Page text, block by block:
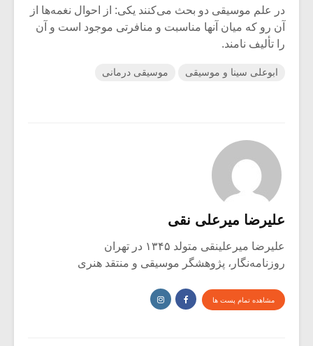
در علم موسیقی دو بحث می‌کنند یکی: از احوال نغمه‌ها از
آن رو که میان آنها مناسبت و منافرتی موجود است و آن
را تألیف نامند.
ابوعلی سینا و موسیقی موسیقی درمانی
علیرضا میرعلی نقی
علیرضا میرعلینقی متولد ۱۳۴۵ در تهران
روزنامه‌نگار، پژوهشگر موسیقی و منتقد هنری
مشاهده تمام پست ها